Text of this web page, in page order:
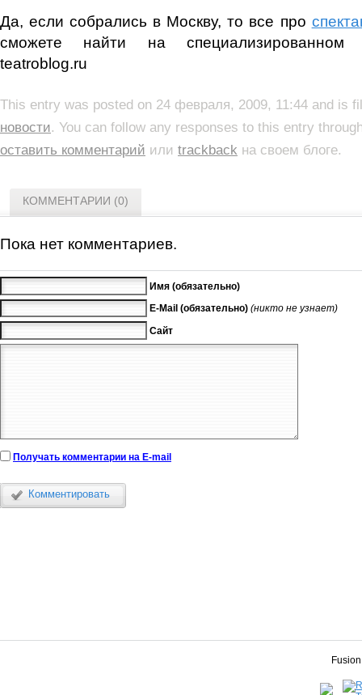
Да, если собрались в Москву, то все про
сможете найти на специализированном
teatroblog.ru
This entry was posted on 24 февраля, 2009, 11:44 and is
новости. You can follow any responses to this entry
оставить комментарий или trackback на своем блоге.
КОММЕНТАРИИ (0)
Пока нет комментариев.
Имя (обязательно)
E-Mail (обязательно) (никто не узнает)
Сайт
Получать комментарии на E-mail
Комментировать